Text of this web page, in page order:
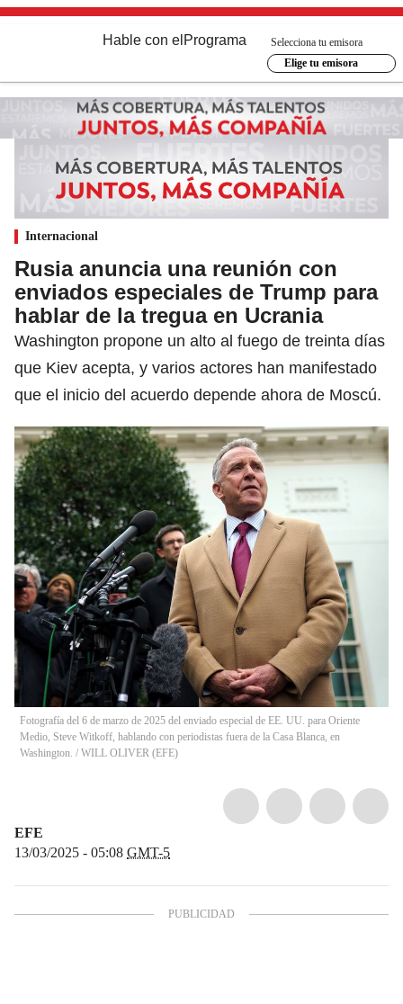
Hable con el Programa
Selecciona tu emisora
Elige tu emisora
Internacional
Rusia anuncia una reunión con
enviados especiales de Trump para
hablar de la tregua en Ucrania
Washington propone un alto al fuego de treinta días
que Kiev acepta, y varios actores han manifestado
que el inicio del acuerdo depende ahora de Moscú.
Fotografía del 6 de marzo de 2025 del enviado especial de EE. UU. para Oriente
Medio, Steve Witkoff, hablando con periodistas fuera de la Casa Blanca, en
Washington. / WILL OLIVER (EFE)
EFE
13/03/2025 - 05:08 GMT-5